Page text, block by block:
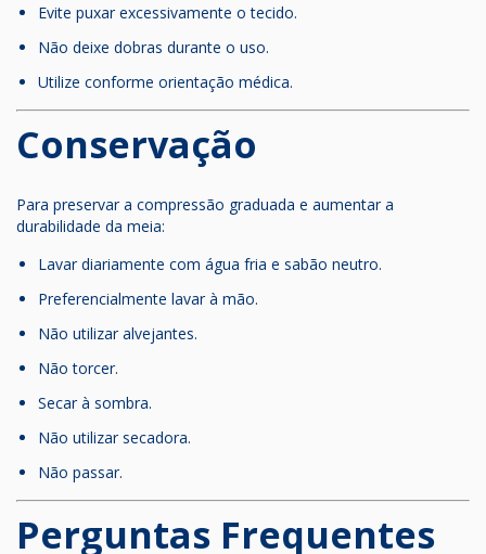
Evite puxar excessivamente o tecido.
Não deixe dobras durante o uso.
Utilize conforme orientação médica.
Conservação
Para preservar a compressão graduada e aumentar a
durabilidade da meia:
Lavar diariamente com água fria e sabão neutro.
Preferencialmente lavar à mão.
Não utilizar alvejantes.
Não torcer.
Secar à sombra.
Não utilizar secadora.
Não passar.
Perguntas Frequentes